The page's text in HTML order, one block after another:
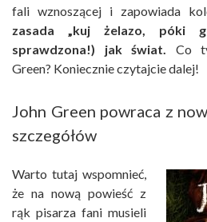
fali wznoszącej i zapowiada
zasada „kuj żelazo, póki
sprawdzona!) jak świat. Co
Green? Koniecznie czytajcie dalej!
John Green powraca z
szczegółów
Warto tutaj wspomnieć,
że na nową powieść z
rąk pisarza fani musieli